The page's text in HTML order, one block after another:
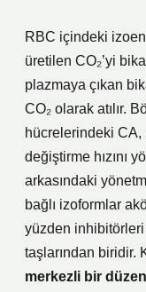
RBC içindeki
üretilen CO₂’yi
plazmaya çıkan
CO₂ olarak atılır.
hücrelerindeki CA,
değiştirme hızını
arkasındaki
bağlı izoformlar
yüzden
taşlarından biridir.
merkezli bir